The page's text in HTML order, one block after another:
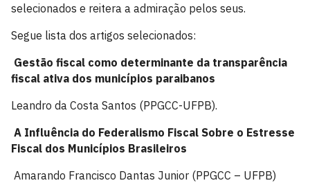
selecionados e reitera a admiração pelos seus.
Segue lista dos artigos selecionados:
Gestão fiscal como determinante da transparência
fiscal ativa dos municípios paraibanos
Leandro da Costa Santos (PPGCC-UFPB).
A Influência do Federalismo Fiscal Sobre o Estresse
Fiscal dos Municípios Brasileiros
Amarando Francisco Dantas Junior (PPGCC – UFPB)